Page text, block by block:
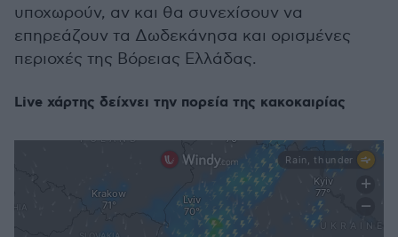
υποχωρούν, αν και θα συνεχίσουν να
επηρεάζουν τα Δωδεκάνησα και ορισμένες
περιοχές της Βόρειας Ελλάδας.
Live χάρτης δείχνει την πορεία της κακοκαιρίας